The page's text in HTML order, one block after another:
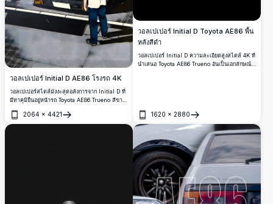
วอลเปเปอร์ Initial D AE86 โรงรถ 4K
วอลเปเปอร์สไตล์มังงะสุดอลังการจาก Initial D ที่
มีทาคุมิยืนอยู่หน้ารถ Toyota AE86 Trueno สีขาว
สร้างบรรยากาศและงานศิลปะที่ละเอียดประณีต
2064 × 4421
เปิด
วอลเปเปอร์ Initial D Toyota AE86 พื้น
หลังสีดำ
วอลเปเปอร์ Initial D ความละเอียดสูงสไตล์ 4K ที่
นำเสนอ Toyota AE86 Trueno อันเป็นเอกลักษณ์
1620 × 2880
เปิด